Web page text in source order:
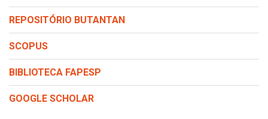
REPOSITÓRIO BUTANTAN
SCOPUS
BIBLIOTECA FAPESP
GOOGLE SCHOLAR